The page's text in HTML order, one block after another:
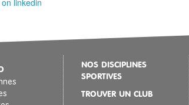
NOS DISCIPLINES
SPORTIVES
TROUVER UN CLUB